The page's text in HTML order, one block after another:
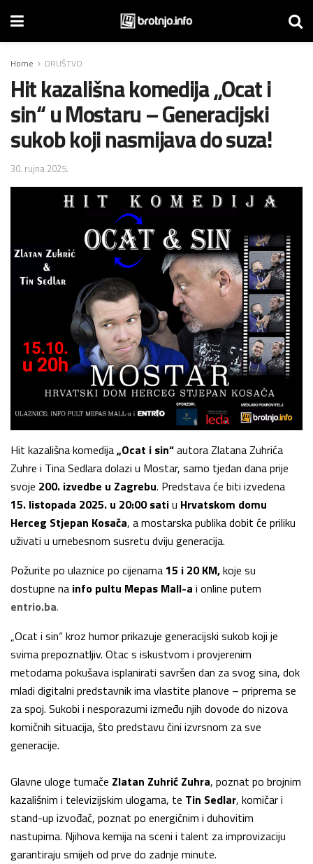
Home DRUŠTVO
Hit kazališna komedija „Ocat i
sin“ u Mostaru – Generacijski
sukob koji nasmijava do suza!
30. rujna 2025.
Hit kazališna komedija„Ocat i sin“autora Zlatana Zuhrića
Zuhre i Tina Sedlara dolazi u Mostar, samo tjedan dana prije
svoje 200. izvedbe u Zagrebu. Predstava će biti izvedena
15. listopada 2025. u 20:00 satiu Hrvatskom domu
Herceg Stjepan Kosača, a mostarska publika dobit će priliku
uživati u urnebesnom susretu dviju generacija.
Požurite po ulaznice po cijenama15 i 20 KM,koje su
dostupne na info pultu Mepas Mall-a i online putem
entrio.ba.
„Ocat i sin“ kroz humor prikazuje generacijski sukob koji je
svima prepoznatljiv. Otac s iskustvom i provjerenim
metodama pokušava isplanirati savršen dan za svog sina, dok
mladi digitalni predstavnik ima vlastite planove – priprema se
za spoj. Sukobi i nesporazumi između njih dovode do nizova
komičnih situacija, što predstavu čini izvrsnom za sve
generacije.
Glavne uloge tumače Zlatan Zuhrić Zuhra, poznat po brojnim
kazališnim i televizijskim ulogama, te Tin Sedlar, komičar i
stand-up izvođač, poznat po energičnim i duhovitim
nastupima. Njihova kemija na sceni i talent za improvizaciju
garantiraju smijeh od prve do zadnje minute.